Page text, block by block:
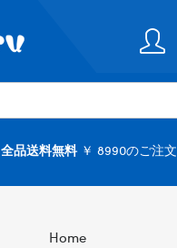
全品送料無料￥ 8990のご注文
Home